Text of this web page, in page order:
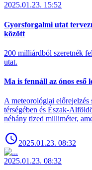
2025.01.23. 15:52
Gyorsforgalmi utat
között
200 milliárdból szeretnék
utat.
Ma is fennáll az ónos eső
A meteorológiai előrejelzés
térségében és Észak-
néhány tized milliméter,
2025.01.23. 08:32
2025.01.23. 08:32